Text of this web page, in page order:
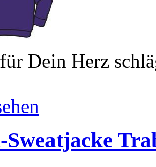
Dein Herz
Sweatjacke